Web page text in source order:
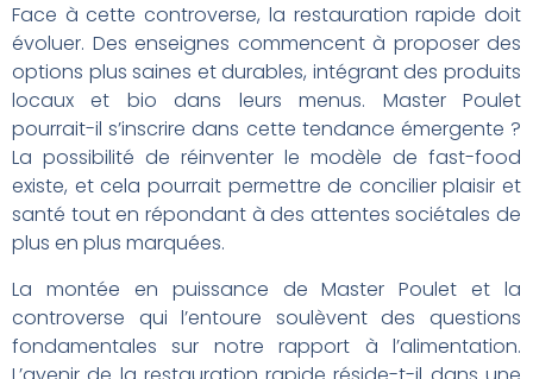
Face à cette controverse, la restauration rapide doit
évoluer. Des enseignes commencent à proposer des
options plus saines et durables, intégrant des produits
locaux et bio dans leurs menus. Master Poulet
pourrait-il s’inscrire dans cette tendance émergente ?
La possibilité de réinventer le modèle de fast-food
existe, et cela pourrait permettre de concilier plaisir et
santé tout en répondant à des attentes sociétales de
plus en plus marquées.
La montée en puissance de Master Poulet et la
controverse qui l’entoure soulèvent des questions
fondamentales sur notre rapport à l’alimentation.